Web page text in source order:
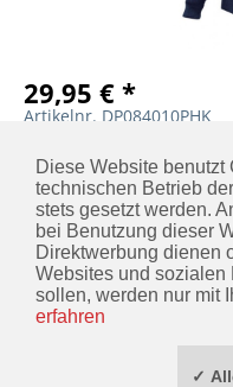
29,95 € *
Artikelnr. DP084010PHK
MERKEN
KONTAKT
INFORMATIONEN
Diese Website benutzt
technischen Betrieb
stets gesetzt werden.
bei Benutzung dieser
Direktwerbung dienen
Websites und sozialen
sollen, werden nur mit
erfahren
✓